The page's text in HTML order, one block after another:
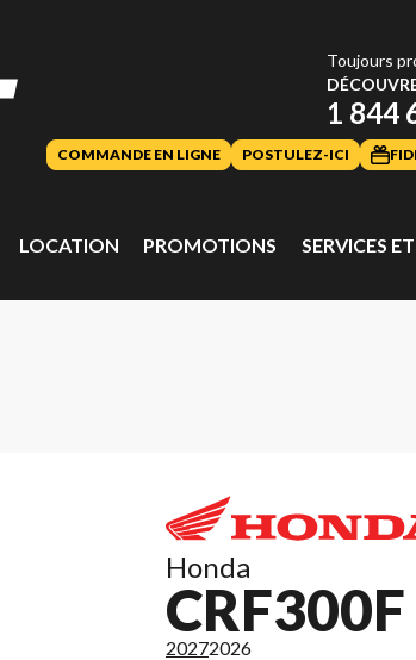
Toujours
1 844
COMMANDE EN LIGNE POSTULEZ-ICI
LOCATION PROMOTIONS SERVICES
Honda
20272026